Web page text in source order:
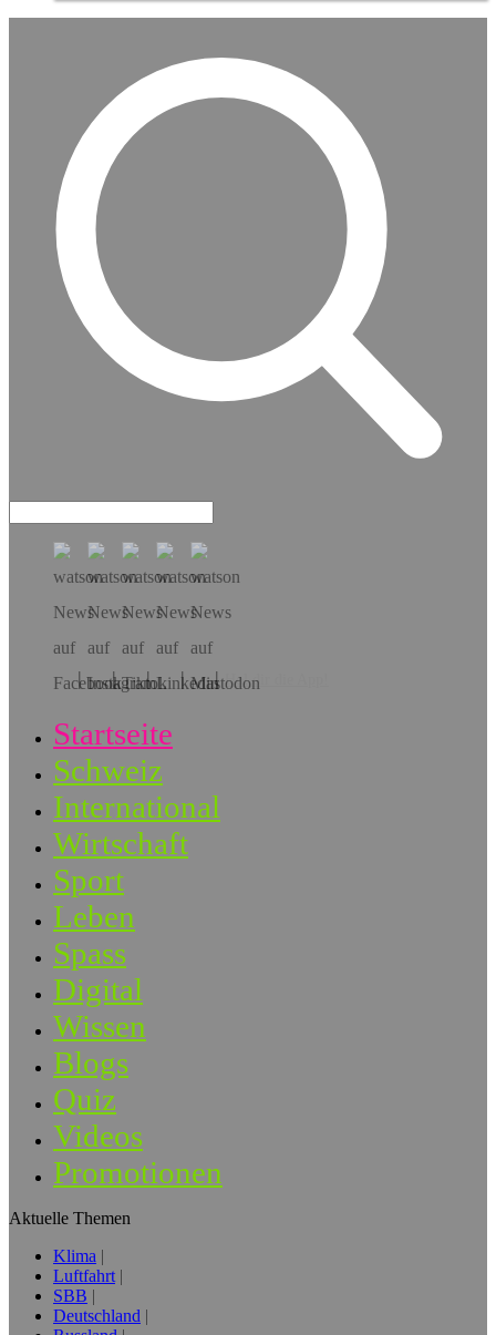
Hol dir die App!
Startseite
Schweiz
International
Wirtschaft
Sport
Leben
Spass
Digital
Wissen
Blogs
Quiz
Videos
Promotionen
Aktuelle Themen
Klima
Luftfahrt
SBB
Deutschland